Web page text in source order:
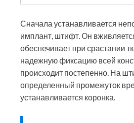
Сначала устанавливается
имплант, штифт. Он
обеспечивает при срастании
надежную фиксацию всей
происходит постепенно. На
определенный промежуток
устанавливается коронка.